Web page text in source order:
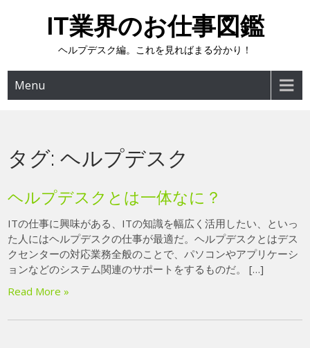
IT業界のお仕事図鑑
ヘルプデスク編。これを見ればまる分かり！
Menu
タグ:ヘルプデスク
ヘルプデスクとは一体なに？
ITの仕事に興味がある、ITの知識を幅広く活用したい、といっ
た人にはヘルプデスクの仕事が最適だ。ヘルプデスクとはデス
クセンターの対応業務全般のことで、パソコンやアプリケーシ
ョンなどのシステム関連のサポートをするものだ。 […]
Read More »